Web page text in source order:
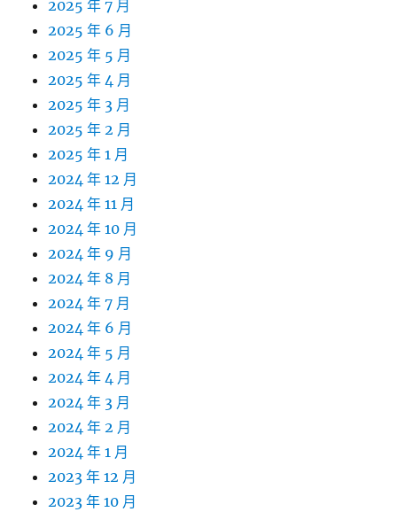
2025 年 7 月
2025 年 6 月
2025 年 5 月
2025 年 4 月
2025 年 3 月
2025 年 2 月
2025 年 1 月
2024 年 12 月
2024 年 11 月
2024 年 10 月
2024 年 9 月
2024 年 8 月
2024 年 7 月
2024 年 6 月
2024 年 5 月
2024 年 4 月
2024 年 3 月
2024 年 2 月
2024 年 1 月
2023 年 12 月
2023 年 10 月